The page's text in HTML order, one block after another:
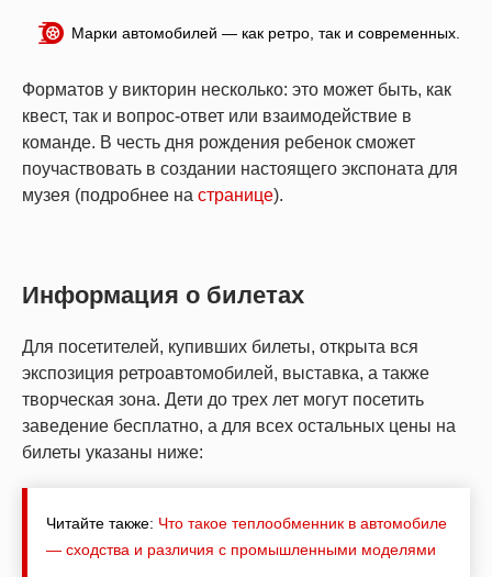
Марки автомобилей — как ретро, так и современных.
Форматов у викторин несколько: это может быть, как
квест, так и вопрос-ответ или взаимодействие в
команде. В честь дня рождения ребенок сможет
поучаствовать в создании настоящего экспоната для
музея (подробнее на странице).
Информация о билетах
Для посетителей, купивших билеты, открыта вся
экспозиция ретроавтомобилей, выставка, а также
творческая зона. Дети до трех лет могут посетить
заведение бесплатно, а для всех остальных цены на
билеты указаны ниже:
Читайте также: Что такое теплообменник в автомобиле
— сходства и различия с промышленными моделями